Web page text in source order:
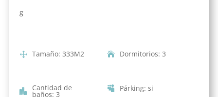
g
Tamaño: 333M2 Dormitorios: 3
Cantidad de
baños: 3
Párking: si